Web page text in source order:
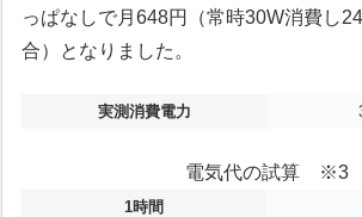
っぱなしで月648円（常時30W消費し
合）となりました。
実測消費電力
電気代の試算 ※3
1時間